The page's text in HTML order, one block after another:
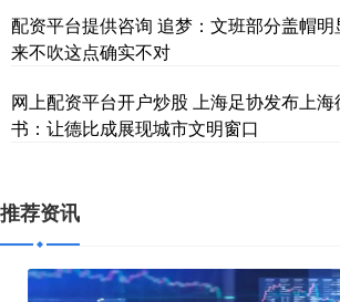
配资平台提供咨询 追梦：文班部分盖帽
来不吹这点确实不对
网上配资平台开户炒股 上海足协发布上
书：让德比成展现城市文明窗口
推荐资讯